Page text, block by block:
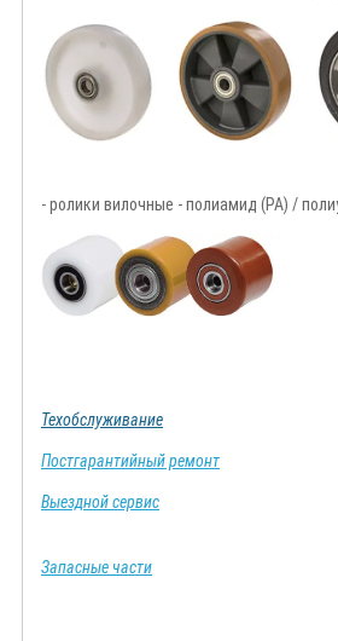
- ролики вилочные - полиамид (PA) /
Техобслуживание
Постгарантийный ремонт
Выездной сервис
Запасные части